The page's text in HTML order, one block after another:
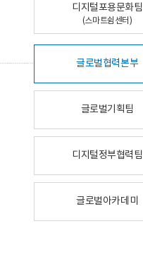
디지털포용문화팀
(스마트쉼센터)
글로벌협력본부
글로벌기획팀
디지털정부협력팀
글로벌아카데미